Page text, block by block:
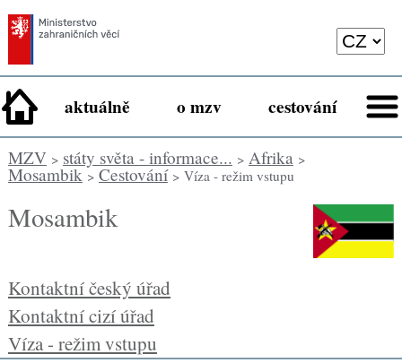
aktuálně o mzv cestování
MZV> státy světa - informace... > Afrika>
Mosambik> Cestování> Víza - režim vstupu
Mosambik
Kontaktní český úřad
Kontaktní cizí úřad
Víza - režim vstupu